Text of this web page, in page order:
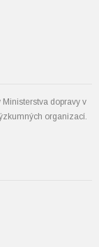
dopravy v
organizací.